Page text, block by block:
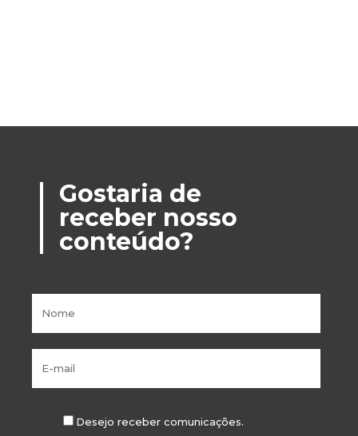
Gostaria de
receber nosso
conteúdo?
Desejo receber comunicações.